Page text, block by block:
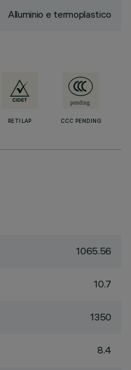
Alluminio e termoplastico
RETILAP CCC PENDING
1065.56
10.7
1350
8.4